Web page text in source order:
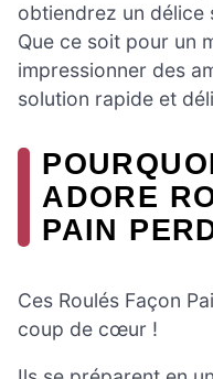
obtiendrez un délice
Que ce soit pour un
impressionner des
solution rapide et
ADORE
PAIN
Ces Roulés Façon
coup de cœur !